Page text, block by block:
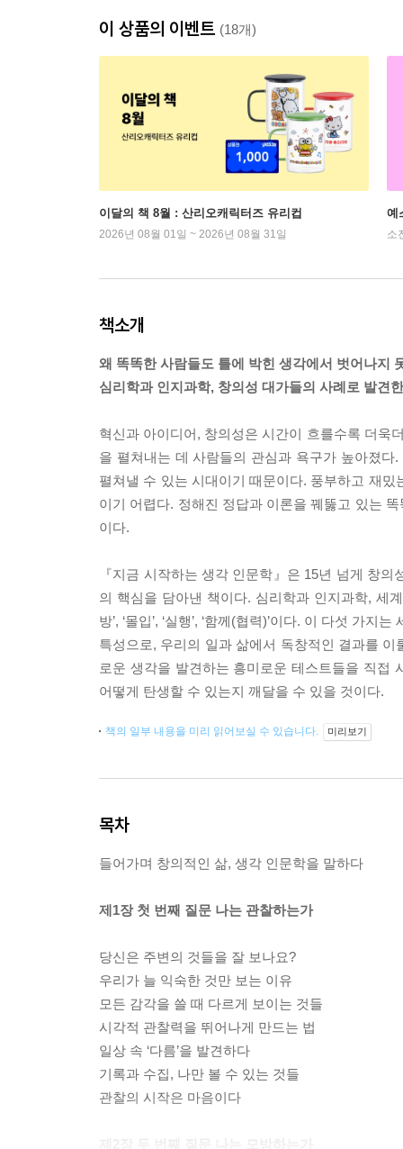
이 상품의 이벤트 (18개)
이달의 책 8월 : 산리오캐릭터즈 유리컵
2026년 08월 01일 ~ 2026년 08월 31일
예
소
책소개
왜 똑똑한 사람들도 틀에 박힌 생각에서 벗어나지
심리학과 인지과학, 창의성 대가들의 사례로 발견
혁신과 아이디어, 창의성은 시간이 흐를수록 더욱
을 펼쳐내는 데 사람들의 관심과 욕구가 높아졌
펼쳐낼 수 있는 시대이기 때문이다. 풍부하고 재
이기 어렵다. 정해진 정답과 이론을 꿰뚫고 있는
이다.
『지금 시작하는 생각 인문학』은 15년 넘게 창
의 핵심을 담아낸 책이다. 심리학과 인지과학, 세
방’, ‘몰입’, ‘실행’, ‘함께(협력)’이다. 이 다섯 가
특성으로, 우리의 일과 삶에서 독창적인 결과를
로운 생각을 발견하는 흥미로운 테스트들을 직접
어떻게 탄생할 수 있는지 깨달을 수 있을 것이다.
책의 일부 내용을 미리 읽어보실 수 있습니다. 미리보기
목차
들어가며 창의적인 삶, 생각 인문학을 말하다
제1장 첫 번째 질문 나는 관찰하는가
당신은 주변의 것들을 잘 보나요?
우리가 늘 익숙한 것만 보는 이유
모든 감각을 쓸 때 다르게 보이는 것들
시각적 관찰력을 뛰어나게 만드는 법
일상 속 ‘다름’을 발견하다
기록과 수집, 나만 볼 수 있는 것들
관찰의 시작은 마음이다